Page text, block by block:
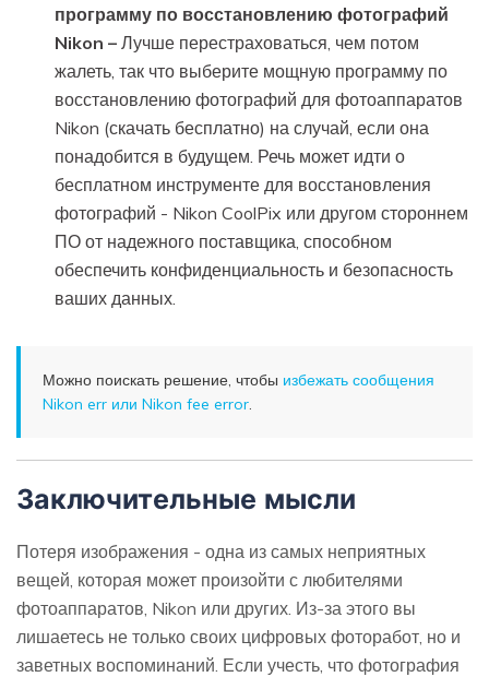
программу по восстановлению фотографий
Nikon – Лучше перестраховаться, чем потом
жалеть, так что выберите мощную программу по
восстановлению фотографий для фотоаппаратов
Nikon (скачать бесплатно) на случай, если она
понадобится в будущем. Речь может идти о
бесплатном инструменте для восстановления
фотографий - Nikon CoolPix или другом стороннем
ПО от надежного поставщика, способном
обеспечить конфиденциальность и безопасность
ваших данных.
Можно поискать решение, чтобы избежать сообщения
Nikon err или Nikon fee error.
Заключительные мысли
Потеря изображения - одна из самых неприятных
вещей, которая может произойти с любителями
фотоаппаратов, Nikon или других. Из-за этого вы
лишаетесь не только своих цифровых фоторабот, но и
заветных воспоминаний. Если учесть, что фотография